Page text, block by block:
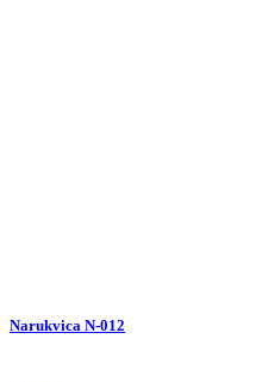
Narukvica N-012